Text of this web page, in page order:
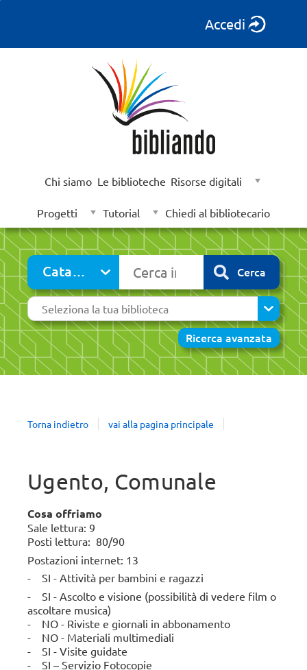
Accedi
Chi siamo Le biblioteche Risorse digitali
Progetti Tutorial Chiedi al bibliotecario
Catalogo
cambia
Cerca su "Catalogo"
Cerca
Ricerca avanzata
Seleziona
la
tua
biblioteca
libro
cosa
ORSETTO
la
18:00 -
19:00
continua
leggere...
Iscriviti alla newsletter
Torna indietro vai alla pagina principale
Ugento, Comunale
Cosa offriamo
Sale lettura: 9
Posti lettura: 80/90
Postazioni internet: 13
- SI - Attività per bambini e ragazzi
- SI - Ascolto e visione (possibilità di vedere film o
ascoltare musica)
- NO - Riviste e giornali in abbonamento
- NO - Materiali multimediali
- SI - Visite guidate
- SI – Servizio Fotocopie